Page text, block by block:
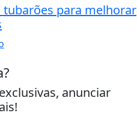
para melhorar
anunciar